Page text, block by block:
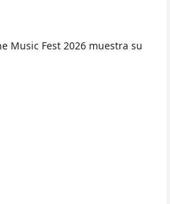
Music Fest 2026 muestra su